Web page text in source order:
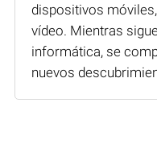
dispositivos
vídeo. Mientras
informática, se
nuevos